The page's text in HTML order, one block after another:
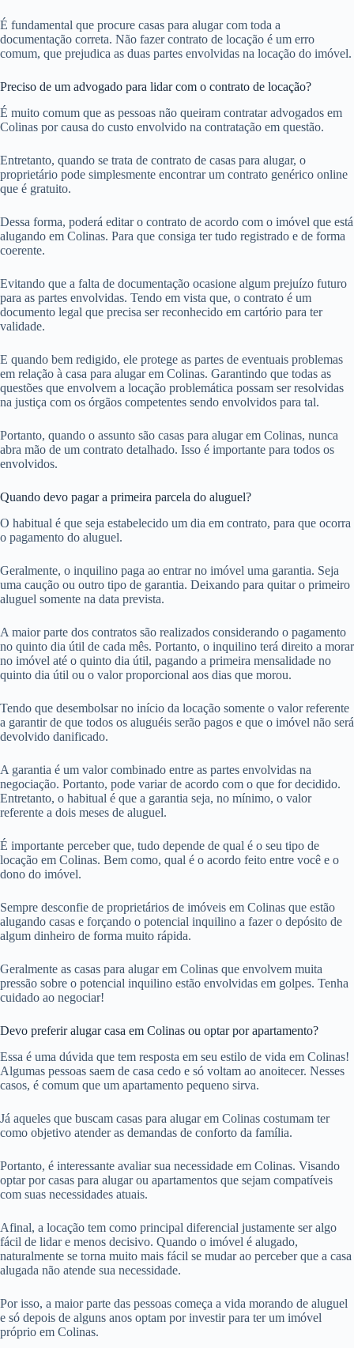
É fundamental que procure casas para alugar com toda a
documentação correta. Não fazer contrato de locação é um erro
comum, que prejudica as duas partes envolvidas na locação do imóvel.
Preciso de um advogado para lidar com o contrato de locação?
É muito comum que as pessoas não queiram contratar advogados em
Colinas por causa do custo envolvido na contratação em questão.
Entretanto, quando se trata de contrato de casas para alugar, o
proprietário pode simplesmente encontrar um contrato genérico online
que é gratuito.
Dessa forma, poderá editar o contrato de acordo com o imóvel que está
alugando em Colinas. Para que consiga ter tudo registrado e de forma
coerente.
Evitando que a falta de documentação ocasione algum prejuízo futuro
para as partes envolvidas. Tendo em vista que, o contrato é um
documento legal que precisa ser reconhecido em cartório para ter
validade.
E quando bem redigido, ele protege as partes de eventuais problemas
em relação à casa para alugar em Colinas. Garantindo que todas as
questões que envolvem a locação problemática possam ser resolvidas
na justiça com os órgãos competentes sendo envolvidos para tal.
Portanto, quando o assunto são casas para alugar em Colinas, nunca
abra mão de um contrato detalhado. Isso é importante para todos os
envolvidos.
Quando devo pagar a primeira parcela do aluguel?
O habitual é que seja estabelecido um dia em contrato, para que ocorra
o pagamento do aluguel.
Geralmente, o inquilino paga ao entrar no imóvel uma garantia. Seja
uma caução ou outro tipo de garantia. Deixando para quitar o primeiro
aluguel somente na data prevista.
A maior parte dos contratos são realizados considerando o pagamento
no quinto dia útil de cada mês. Portanto, o inquilino terá direito a morar
no imóvel até o quinto dia útil, pagando a primeira mensalidade no
quinto dia útil ou o valor proporcional aos dias que morou.
Tendo que desembolsar no início da locação somente o valor referente
a garantir de que todos os aluguéis serão pagos e que o imóvel não será
devolvido danificado.
A garantia é um valor combinado entre as partes envolvidas na
negociação. Portanto, pode variar de acordo com o que for decidido.
Entretanto, o habitual é que a garantia seja, no mínimo, o valor
referente a dois meses de aluguel.
É importante perceber que, tudo depende de qual é o seu tipo de
locação em Colinas. Bem como, qual é o acordo feito entre você e o
dono do imóvel.
Sempre desconfie de proprietários de imóveis em Colinas que estão
alugando casas e forçando o potencial inquilino a fazer o depósito de
algum dinheiro de forma muito rápida.
Geralmente as casas para alugar em Colinas que envolvem muita
pressão sobre o potencial inquilino estão envolvidas em golpes. Tenha
cuidado ao negociar!
Devo preferir alugar casa em Colinas ou optar por apartamento?
Essa é uma dúvida que tem resposta em seu estilo de vida em Colinas!
Algumas pessoas saem de casa cedo e só voltam ao anoitecer. Nesses
casos, é comum que um apartamento pequeno sirva.
Já aqueles que buscam casas para alugar em Colinas costumam ter
como objetivo atender as demandas de conforto da família.
Portanto, é interessante avaliar sua necessidade em Colinas. Visando
optar por casas para alugar ou apartamentos que sejam compatíveis
com suas necessidades atuais.
Afinal, a locação tem como principal diferencial justamente ser algo
fácil de lidar e menos decisivo. Quando o imóvel é alugado,
naturalmente se torna muito mais fácil se mudar ao perceber que a casa
alugada não atende sua necessidade.
Por isso, a maior parte das pessoas começa a vida morando de aluguel
e só depois de alguns anos optam por investir para ter um imóvel
próprio em Colinas.